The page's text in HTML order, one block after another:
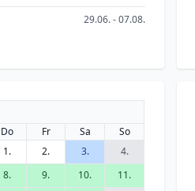
29.06. - 07.08.
Do Fr Sa
So
1.
2. 3.
4.
8. 9. 10.
11.